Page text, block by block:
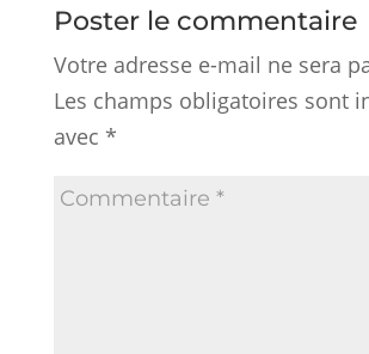
Poster le commentaire
Votre adresse e-mail ne sera
Les champs obligatoires sont
avec *